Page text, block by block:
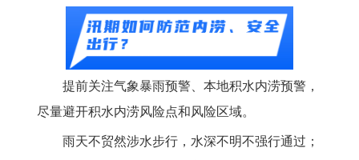
提前关注气象暴雨预警、本地积水内涝预警，
尽量避开积水内涝风险点和风险区域。
雨天不贸然涉水步行，水深不明不强行通过；